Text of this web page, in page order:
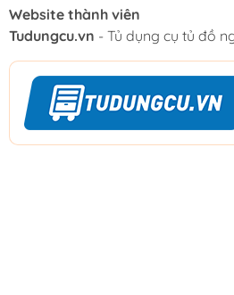
Website thành viên
Tudungcu.vn - Tủ dụng cụ tủ đồ